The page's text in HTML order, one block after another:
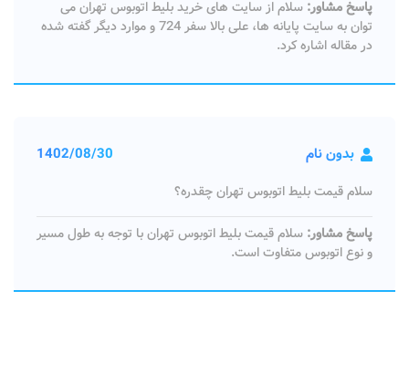
پاسخ مشاور: سلام از سایت های خرید بلیط اتوبوس تهران می
توان به سایت پایانه ها، علی بالا سفر 724 و موارد دیگر گفته شده
در مقاله اشاره کرد.
بدون نام 1402/08/30
سلام قیمت بلیط اتوبوس تهران چقدره؟
پاسخ مشاور: سلام قیمت بلیط اتوبوس تهران با توجه به طول مسیر
و نوع اتوبوس متفاوت است.